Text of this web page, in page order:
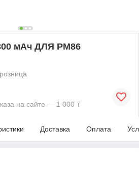
мАч ДЛЯ PM86
на сайте — 1 000 ₸
Доставка Оплата